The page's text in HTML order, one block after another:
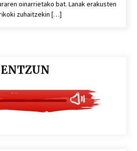
oinarrietako bat. Lanak erakusten
zuhaitzekin […]